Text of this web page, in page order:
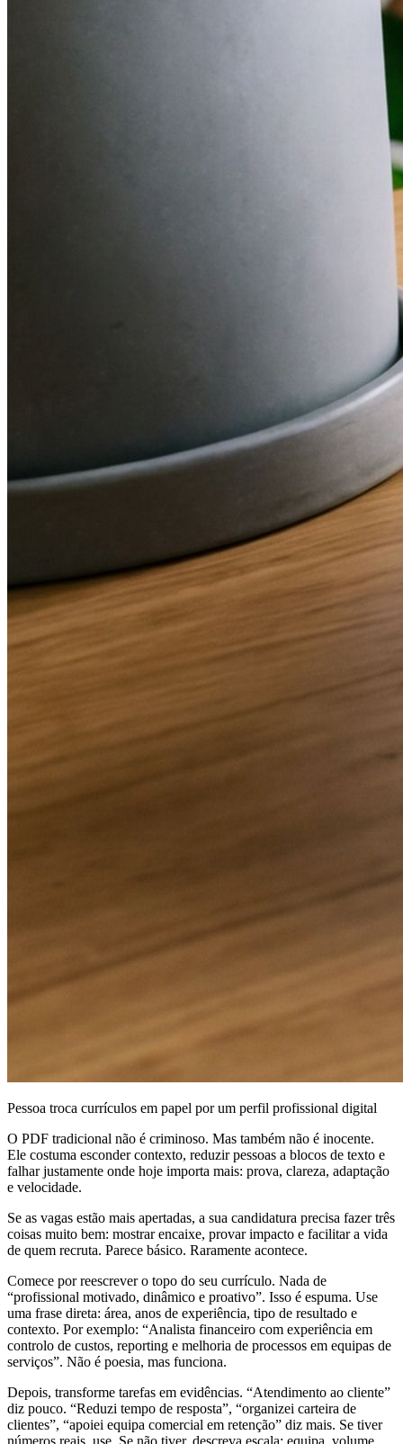
Pessoa troca currículos em papel por um perfil profissional digital
O PDF tradicional não é criminoso. Mas também não é inocente.
Ele costuma esconder contexto, reduzir pessoas a blocos de texto e
falhar justamente onde hoje importa mais: prova, clareza, adaptação
e velocidade.
Se as vagas estão mais apertadas, a sua candidatura precisa fazer três
coisas muito bem: mostrar encaixe, provar impacto e facilitar a vida
de quem recruta. Parece básico. Raramente acontece.
Comece por reescrever o topo do seu currículo. Nada de
“profissional motivado, dinâmico e proativo”. Isso é espuma. Use
uma frase direta: área, anos de experiência, tipo de resultado e
contexto. Por exemplo: “Analista financeiro com experiência em
controlo de custos, reporting e melhoria de processos em equipas de
serviços”. Não é poesia, mas funciona.
Depois, transforme tarefas em evidências. “Atendimento ao cliente”
diz pouco. “Reduzi tempo de resposta”, “organizei carteira de
clientes”, “apoiei equipa comercial em retenção” diz mais. Se tiver